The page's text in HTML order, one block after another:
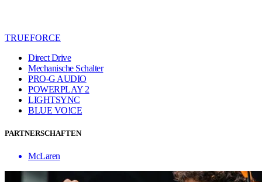
TRUEFORCE
Direct Drive
Mechanische Schalter
PRO-G AUDIO
POWERPLAY 2
LIGHTSYNC
BLUE VO!CE
PARTNERSCHAFTEN
McLaren